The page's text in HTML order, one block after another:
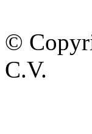
©
C.V.